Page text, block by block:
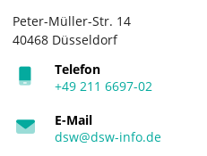
Peter-Müller-Str. 14
40468 Düsseldorf
Telefon
+49 211 6697-02
E-Mail
dsw@dsw-info.de